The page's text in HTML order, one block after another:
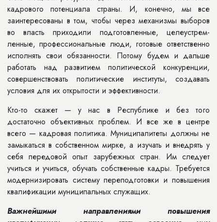
кадрового по­тенциала страны. И, конечно, мы все
заинтересованы в том, чтобы через механизмы выборов
во власть при­ходили подготовленные, целеустрем­
ленные, профессиональные люди, го­товые ответственно
исполнять свои обязанности. Потому будем и дальше
работать над развитием политиче­ской конкуренции,
совершенствовать политические институты, создавать
условия для их открытости и эффек­тивности.
Кто-то скажет — у нас в Республи­ке и без того
достаточно объективных проблем. И все же в центре
всего — кадровая политика. Муниципалитеты должны не
замыкаться в собственном мирке, а изучать и внедрять у
себя пе­редовой опыт зарубежных стран. Им следует
учиться и учиться, обучать собственные кадры. Требуется
модер­низировать систему переподготовки и повышения
квалификации муници­пальных служащих.
Важнейшими направлениями по­вышения